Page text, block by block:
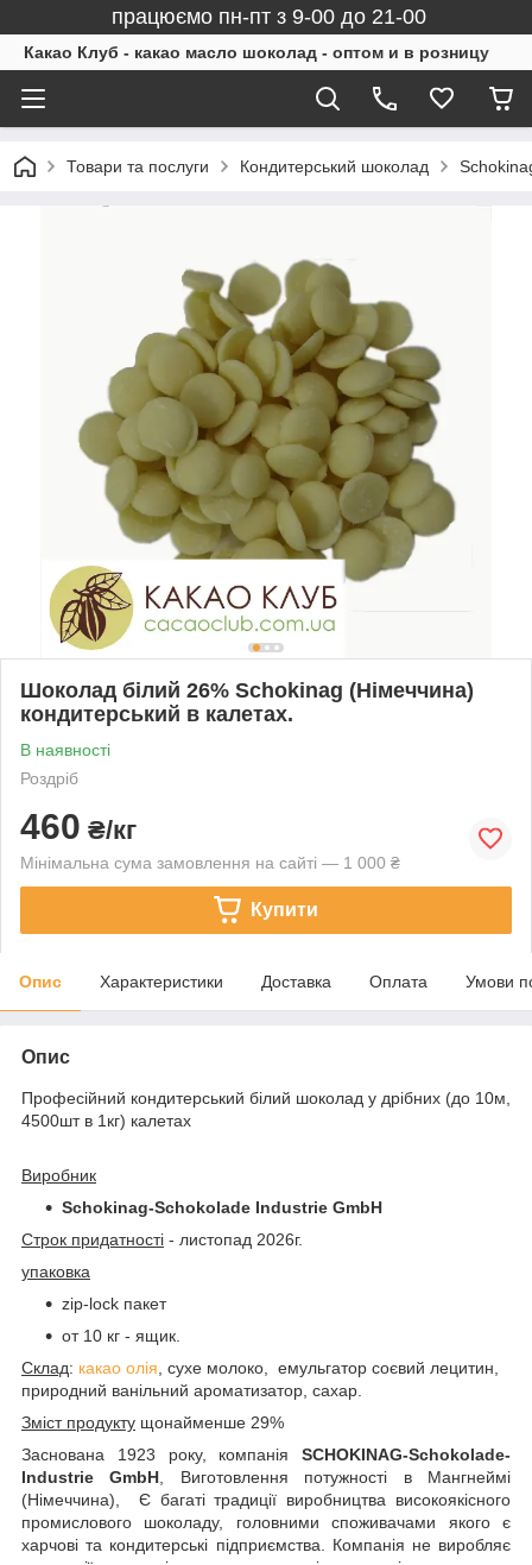
працюємо пн-пт з 9-00 до 21-00
Какао Клуб - какао масло шоколад - оптом и в розницу
Товари та послуги Кондитерський шоколад
Шоколад білий 26% Schokinag (Німеччина)
кондитерський в калетах.
В наявності
Роздріб
460 ₴/кг
Мінімальна сума замовлення на сайті — 1 000 ₴
Купити
Опис Характеристики Доставка Оплата Умови
Опис
Професійний кондитерський білий шоколад у дрібних (до 10м,
4500шт в 1кг) калетах
Виробник
Schokinag-Schokolade Industrie GmbH
Строк придатності - листопад 2026г.
упаковка
zip-lock пакет
от 10 кг - ящик.
Склад: какао олія , сухе молоко, емульгатор соєвий лецитин,
природний ванільний ароматизатор, сахар.
Зміст продукту щонайменше 29%
Заснована 1923 року, компанія SCHOKINAG-Schokolade-
Industrie GmbH , Виготовлення потужності в Мангнеймі
(Німеччина),
Є багаті традиції виробництва високоякісного
промислового шоколаду, головними споживачами якого є
харчові та кондитерські підприємства. Компанія не виробляє